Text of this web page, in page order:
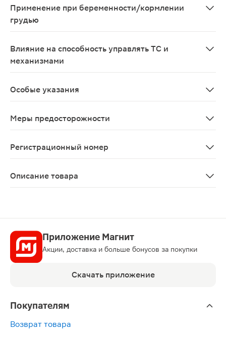
Применение при беременности/кормлении
грудью
Влияние на способность управлять ТС и
механизмами
Особые указания
Меры предосторожности
Регистрационный номер
Описание товара
Приложение Магнит
Акции, доставка и больше бонусов за покупки
Скачать приложение
Покупателям
Возврат товара